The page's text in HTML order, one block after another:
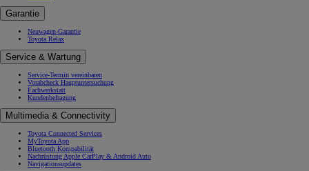
Garantie
Neuwagen-Garantie
Toyota Relax
Service & Wartung
Service-Termin vereinbaren
Vorabcheck Hauptuntersuchung
Fachwerkstatt
Kundenbefragung
Multimedia & Connectivity
Toyota Connected Services
MyToyota App
Bluetooth Kompabilität
Nachrüstung Apple CarPlay & Android Auto
Navigationsupdates